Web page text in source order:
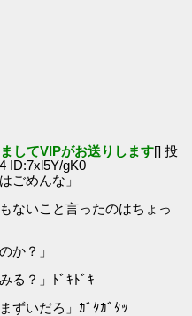
してVIPがお送りします[] 投
ID:7xl5Y/gK0
ごめんな」
ないこと言ったのはちょっ
か？」
る？」ﾄﾞｷﾄﾞｷ
ずいだろ」ｶﾞﾀｶﾞﾀｯ